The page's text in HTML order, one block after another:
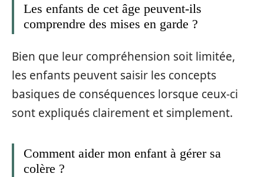
Les enfants de cet âge peuvent-ils
comprendre des mises en garde ?
Bien que leur compréhension soit limitée,
les enfants peuvent saisir les concepts
basiques de conséquences lorsque ceux-ci
sont expliqués clairement et simplement.
Comment aider mon enfant à gérer sa
colère ?